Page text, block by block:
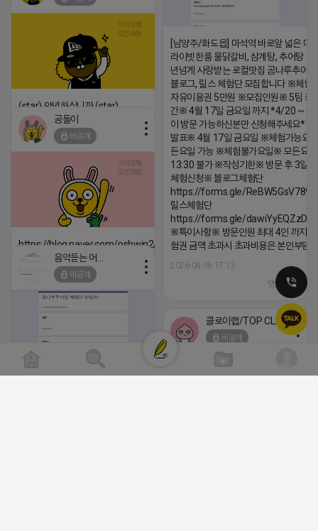
[남양주/화도읍] 마석역 바로앞 넓은 매
라이빗한룸 물닭갈비, 삼계탕, 추어탕 맛
년넘게 사랑받는 로컬맛집 곰나루추어
블로그, 릴스 체험단 모집합니다 ※체험
자유이용권 5만원 ※모집인원※ 5팀 ※
간※ 4월 17일 금요일 까지 *4/20 ~ 4/
이 방문 가능하신분만 신청해주세요* ※
발표※ 4월 17일 금요일 ※체험가능요
든요일 가능 ※체험불가요일※ 모든요
13:30 불가 ※작성기한※ 방문 후 3일
체험신청※ 블로그체험단
https://forms.gle/
릴스체험단
https://forms.gle/
※특이사항※ 방문인원 최대 4인 까지
험권 금액 초과시 초과비용은 본인부담
2026-04-18 17:13
댓글:20개
(star) 안녕하십니까 (star)
2026-04-18 17:12
공돌이
비공개
https://blog.naver.com/pshwin2/224023970047
2026-04-18 17:12
비공개
클로이랩/TOP CLASS
비공개